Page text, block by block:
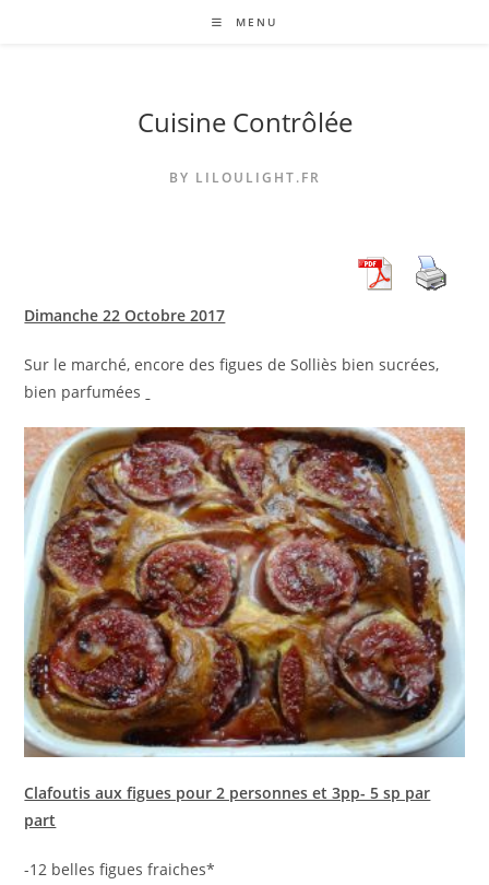
MENU
Cuisine Contrôlée
BY LILOULIGHT.FR
Dimanche 22 Octobre 2017
Sur le marché, encore des figues de Solliès bien sucrées,
bien parfumées
Clafoutis aux figues pour 2 personnes et 3pp- 5 sp par
part
-12 belles figues fraiches*